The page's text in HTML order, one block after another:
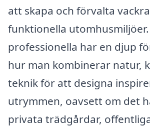
att skapa och förvalta
funktionella utomhusmiljöer.
professionella har en djup
hur man kombinerar natur,
teknik för att designa
utrymmen, oavsett om det
privata trädgårdar,